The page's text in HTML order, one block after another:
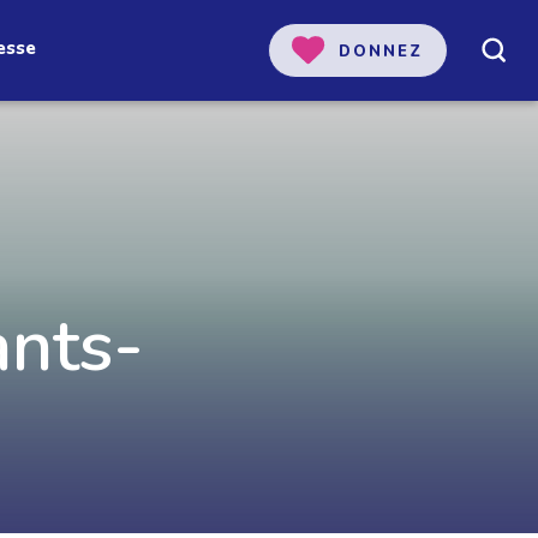
DONNEZ